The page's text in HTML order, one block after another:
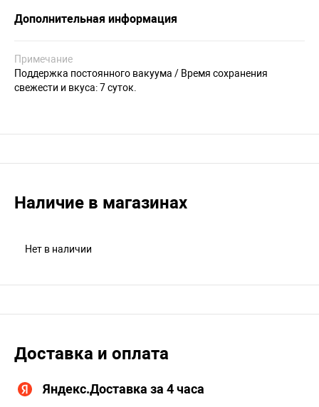
Дополнительная информация
Примечание
Поддержка постоянного вакуума / Время сохранения
свежести и вкуса: 7 суток.
Наличие в магазинах
Нет в наличии
Доставка и оплата
Яндекс.Доставка за 4 часа